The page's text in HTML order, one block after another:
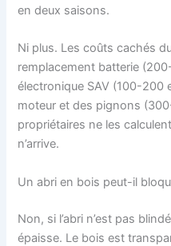
en deux saisons.
Ni plus. Les coûts cachés
remplacement batterie
électronique SAV (100-200
moteur et des pignons
propriétaires ne les
n’arrive.
Un abri en bois peut-il
Non, si l’abri n’est pas
épaisse. Le bois est